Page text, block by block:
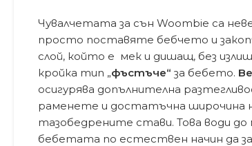
Чувалчетата за сън Woombie са
просто поставяте бебчето и
слой, който е мек и дишащ, без
кройка тип „фъстъче“ за бебето.
осигурява допълнителна
раменете и достатъчна широчина
тазобедрените стави. Това води
бебетата по естествен начин да